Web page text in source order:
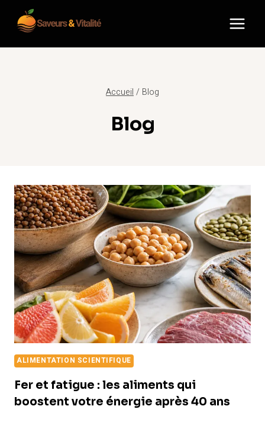
contenu
Accueil / Blog
Blog
ALIMENTATION SCIENTIFIQUE
Fer et fatigue : les aliments qui
boostent votre énergie après 40 ans